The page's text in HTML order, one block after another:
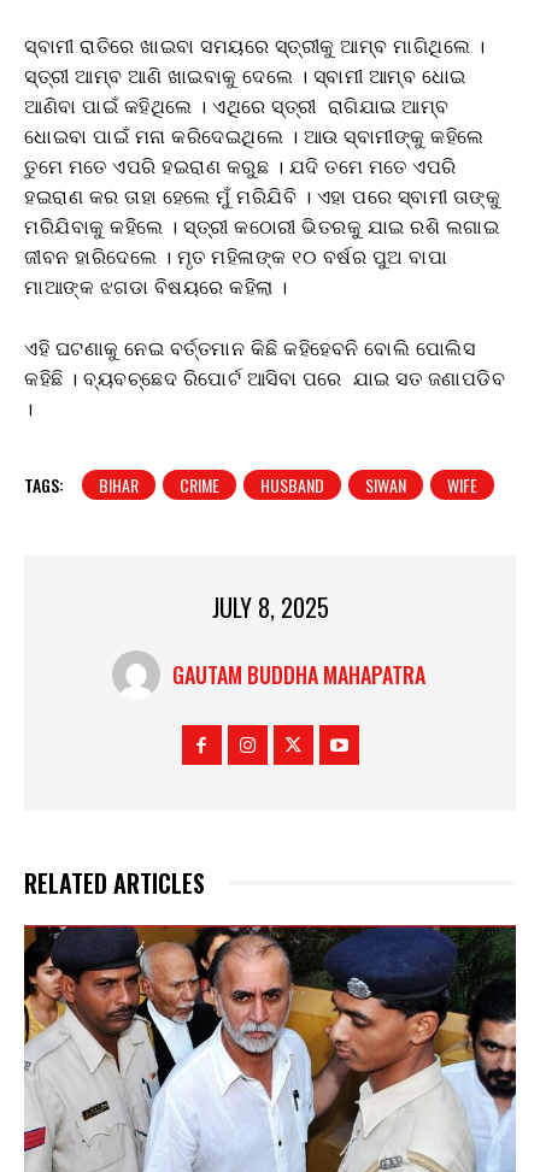
ସ୍ବାମୀ ରାତିରେ ଖାଇବା ସମୟରେ ସ୍ତ୍ରୀକୁ ଆମ୍ବ ମାଗିଥିଲେ ।
ସ୍ତ୍ରୀ ଆମ୍ବ ଆଣି ଖାଇବାକୁ ଦେଲେ । ସ୍ବାମୀ ଆମ୍ବ ଧୋଇ
ଆଣିବା ପାଇଁ କହିଥିଲେ । ଏଥିରେ ସ୍ତ୍ରୀ ରାଗିଯାଇ ଆମ୍ବ
ଧୋଇବା ପାଇଁ ମନା କରିଦେଇଥିଲେ । ଆଉ ସ୍ବାମୀଙ୍କୁ କହିଲେ
ତୁମେ ମତେ ଏପରି ହଇରାଣ କରୁଛ । ଯଦି ତମେ ମତେ ଏପରି
ହଇରାଣ କର ତାହା ହେଲେ ମୁଁ ମରିଯିବି । ଏହା ପରେ ସ୍ବାମୀ ତାଙ୍କୁ
ମରିଯିବାକୁ କହିଲେ । ସ୍ତ୍ରୀ କଠୋରୀ ଭିତରକୁ ଯାଇ ରଶି ଲଗାଇ
ଜୀବନ ହାରିଦେଲେ । ମୃତ ମହିଳାଙ୍କ ୧୦ ବର୍ଷର ପୁଅ ବାପା
ମାଆଙ୍କ ଝଗଡା ବିଷୟରେ କହିଲା ।
ଏହି ଘଟଣାକୁ ନେଇ ବର୍ତ୍ତମାନ କିଛି କହିହେବନି ବୋଲି ପୋଲିସ
କହିଛି । ବ୍ୟବଚ୍ଛେଦ ରିପୋର୍ଟ ଆସିବା ପରେ ଯାଇ ସତ ଜଣାପଡିବ
।
TAGS: BIHAR CRIME HUSBAND SIWAN WIFE
JULY 8, 2025
GAUTAM BUDDHA MAHAPATRA
RELATED ARTICLES